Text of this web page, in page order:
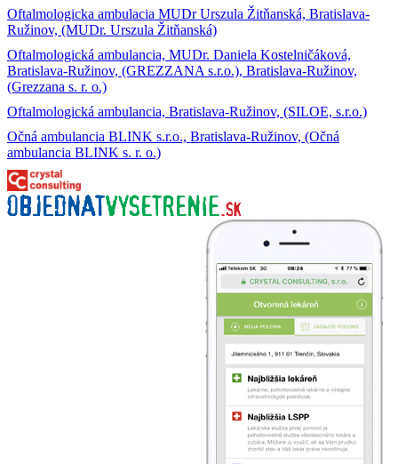
Oftalmologicka ambulacia MUDr Urszula Žitňanská, Bratislava-
Ružinov, (MUDr. Urszula Žitňanská)
Oftalmologická ambulancia, MUDr. Daniela Kostelničáková,
Bratislava-Ružinov, (GREZZANA s.r.o.), Bratislava-Ružinov,
(Grezzana s. r. o.)
Oftalmologická ambulancia, Bratislava-Ružinov, (SILOE, s.r.o.)
Očná ambulancia BLINK s.r.o., Bratislava-Ružinov, (Očná
ambulancia BLINK s. r. o.)